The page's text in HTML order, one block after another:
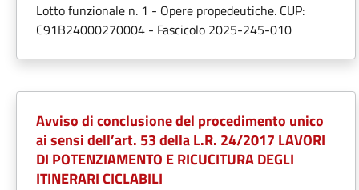
Lotto funzionale n. 1 - Opere propedeutiche. CUP:
C91B24000270004 - Fascicolo 2025-245-010
Avviso di conclusione del procedimento unico
ai sensi dell’art. 53 della L.R. 24/2017 LAVORI
DI POTENZIAMENTO E RICUCITURA DEGLI
ITINERARI CICLABILI